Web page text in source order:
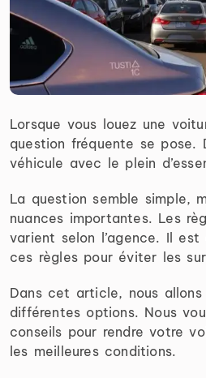
Lorsque vous louez une
question fréquente se pose.
véhicule avec le plein
La question semble simple,
nuances importantes. Les
varient selon l’agence. Il
ces règles pour éviter les
Dans cet article, nous
différentes options. Nous
conseils pour rendre votre
les meilleures conditions.